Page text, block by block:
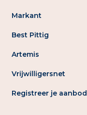
Markant
Best Pittig
Artemis
Vrijwilligersnet
Registreer je aanbod